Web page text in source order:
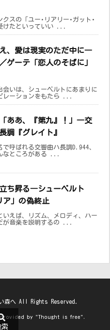
クスの「ユー･リアリー･ガット･
けたといっていい ...
、愛は現実のただ中に―
ゲーテ「恋人のそばに」
会いは、シューベルトにあまりに
レーションをもたら ...
ああ、『第九』！」―交
調『グレイト』
で呼ばれる交響曲ハ長調D.944、
なところがある ...
ち昇る―シューベルト
ア」の偽終止
いえば、リズム、メロディ、ハー
が音楽を説明するの ...
森へ All Rights Reserved.
provided by "Thought is free".
索